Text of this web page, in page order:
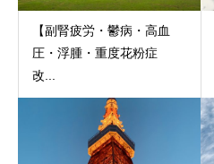
【副腎疲労・鬱病・高血
圧・浮腫・重度花粉症
改...